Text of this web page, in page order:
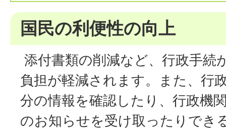
国民の利便性の向上
添付書類の削減など、行政手続
負担が軽減されます。また、行
分の情報を確認したり、行政機
のお知らせを受け取ったりでき